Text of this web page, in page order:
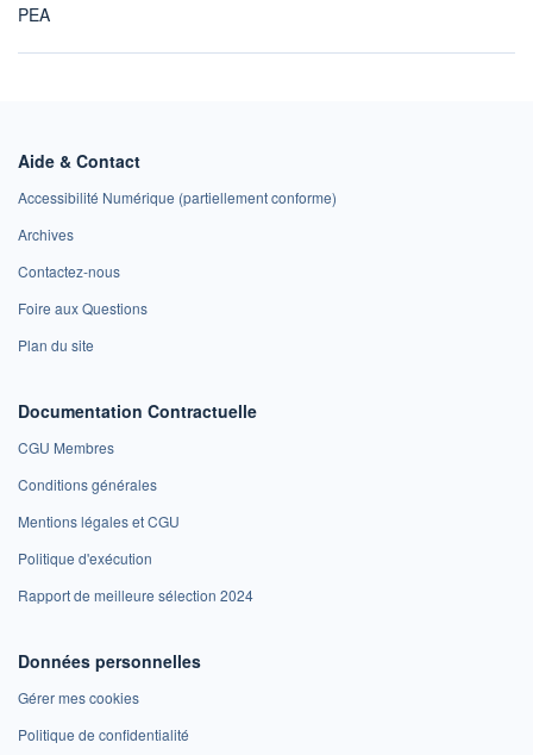
PEA
Aide & Contact
Accessibilité Numérique (partiellement conforme)
Archives
Contactez-nous
Foire aux Questions
Plan du site
Documentation Contractuelle
CGU Membres
Conditions générales
Mentions légales et CGU
Politique d'exécution
Rapport de meilleure sélection 2024
Données personnelles
Gérer mes cookies
Politique de confidentialité